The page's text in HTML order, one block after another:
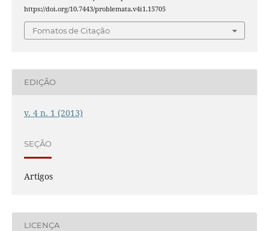
https://doi.org/10.7443/problemata.v4i1.15705
Fomatos de Citação
EDIÇÃO
v. 4 n. 1 (2013)
SEÇÃO
Artigos
LICENÇA